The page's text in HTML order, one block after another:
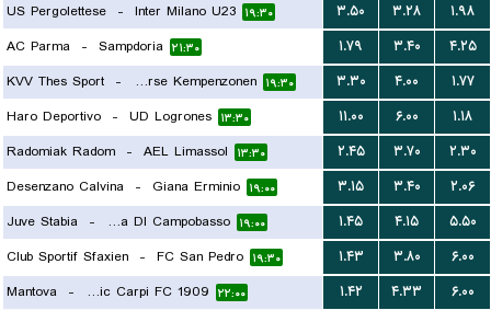
US Pergolettese - Inter Milano U23 ۱۹:۳۰ ۳.۵۰ ۳.۲۸
۱.۹۸
AC Parma - Sampdoria ۲۱:۳۰ ۱.۷۹ ۳.۴۰
۴.۲۵
KVV Thes Sport - Lierse Kempenzonen ۱۹:۳۰ ۳.۳۰ ۴.۰۰
۱.۷۷
Haro Deportivo - UD Logrones ۱۳:۳۰ ۱۱.۰۰ ۶.۰۰
۱.۱۸
Radomiak Radom - AEL Limassol ۱۳:۳۰ ۲.۴۵ ۳.۷۰
۲.۳۰
Desenzano Calvina - Giana Erminio ۱۹:۰۰ ۳.۱۵ ۳.۴۰
۲.۰۶
Juve Stabia - Citta DI Campobasso ۱۹:۰۰ ۱.۴۵ ۴.۱۵
۵.۵۰
Club Sportif Sfaxien - FC San Pedro ۱۹:۳۰ ۱.۴۳ ۳.۸۰
۶.۰۰
Mantova - Athletic Carpi FC 1909 ۲۲:۰۰ ۱.۴۲ ۴.۳۳
۶.۰۰